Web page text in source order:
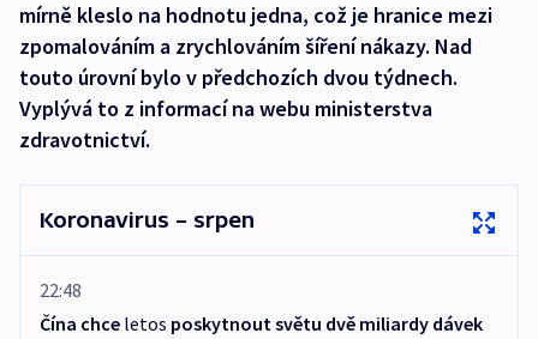
mírně kleslo na hodnotu jedna, což je hranice mezi
zpomalováním a zrychlováním šíření nákazy. Nad
touto úrovní bylo v předchozích dvou týdnech.
Vyplývá to z informací na webu ministerstva
zdravotnictví.
Koronavirus – srpen
22:48
Čína chce letos poskytnout světu dvě miliardy dávek